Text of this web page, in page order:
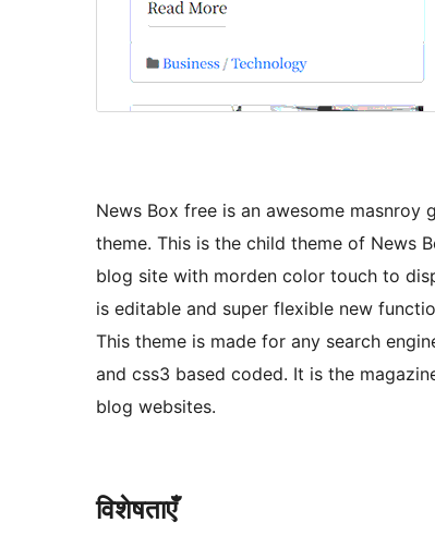
News Box free is an awesome masnroy
theme. This is the child theme of News
blog site with morden color touch to
is editable and super flexible new
This theme is made for any search
and css3 based coded. It is the
blog websites.
विशेषताएँ